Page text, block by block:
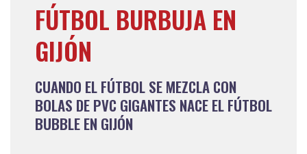
FÚTBOL BURBUJA EN
GIJÓN
CUANDO EL FÚTBOL SE MEZCLA CON
BOLAS DE PVC GIGANTES NACE EL FÚTBOL
BUBBLE EN GIJÓN